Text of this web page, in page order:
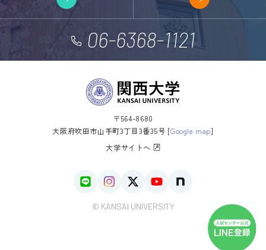
06-6368-1121
〒564-8680
大阪府吹田市山手町3丁目3番35号 [Google map]
大学サイトへ
© KANSAI UNIVERSITY